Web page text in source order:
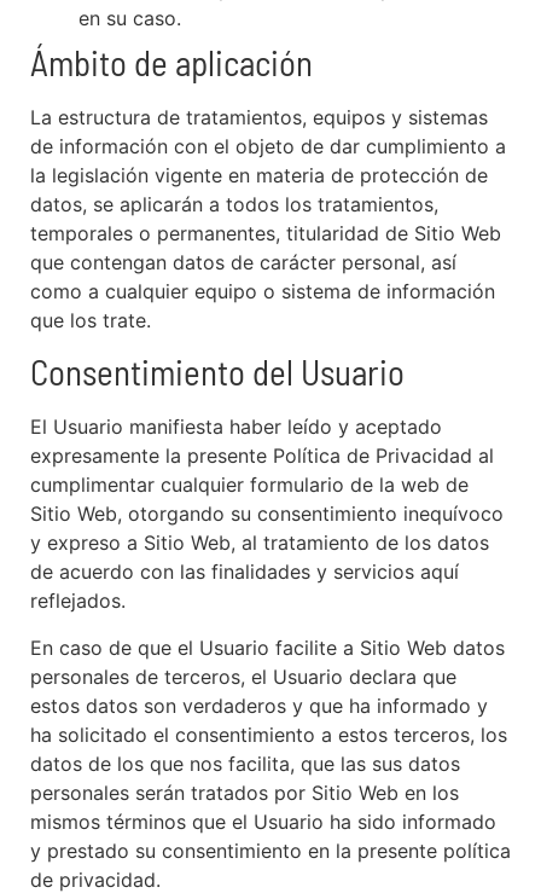
en su caso.
Ámbito de aplicación
La estructura de tratamientos, equipos y sistemas
de información con el objeto de dar cumplimiento a
la legislación vigente en materia de protección de
datos, se aplicarán a todos los tratamientos,
temporales o permanentes, titularidad de Sitio Web
que contengan datos de carácter personal, así
como a cualquier equipo o sistema de información
que los trate.
Consentimiento del Usuario
El Usuario manifiesta haber leído y aceptado
expresamente la presente Política de Privacidad al
cumplimentar cualquier formulario de la web de
Sitio Web, otorgando su consentimiento inequívoco
y expreso a Sitio Web, al tratamiento de los datos
de acuerdo con las finalidades y servicios aquí
reflejados.
En caso de que el Usuario facilite a Sitio Web datos
personales de terceros, el Usuario declara que
estos datos son verdaderos y que ha informado y
ha solicitado el consentimiento a estos terceros, los
datos de los que nos facilita, que las sus datos
personales serán tratados por Sitio Web en los
mismos términos que el Usuario ha sido informado
y prestado su consentimiento en la presente política
de privacidad.